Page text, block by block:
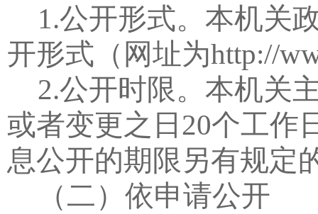
1.公开形式。本机关
开形式（网址为http://
2.公开时限。本机关
或者变更之日 20个工作
息公开的期限另有规定
（二）依申请公开